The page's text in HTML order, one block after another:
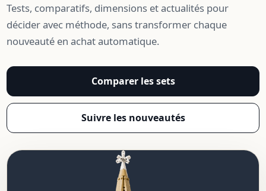
Tests, comparatifs, dimensions et actualités pour
décider avec méthode, sans transformer chaque
nouveauté en achat automatique.
Comparer les sets
Suivre les nouveautés